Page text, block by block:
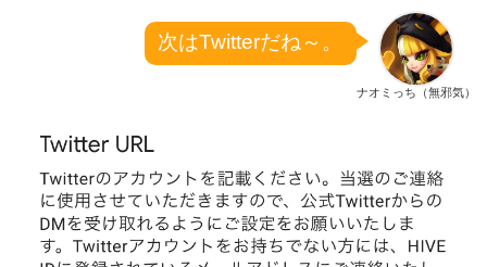
ナオミっち（無邪気）
次はTwitterだね～。